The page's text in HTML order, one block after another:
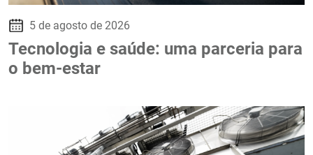
5 de agosto de 2026
Tecnologia e saúde: uma parceria para
o bem-estar